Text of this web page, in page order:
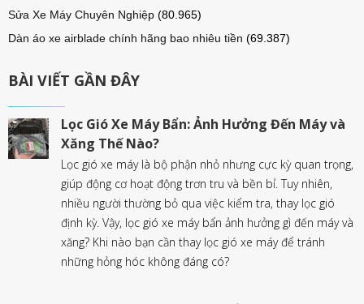
Sửa Xe Máy Chuyên Nghiệp (80.965)
Dàn áo xe airblade chính hãng bao nhiêu tiền (69.387)
BÀI VIẾT GẦN ĐÂY
Lọc Gió Xe Máy Bẩn: Ảnh Hưởng Đến Máy và
Xăng Thế Nào?
Lọc gió xe máy là bộ phận nhỏ nhưng cực kỳ quan trọng,
giúp động cơ hoạt động trơn tru và bền bỉ. Tuy nhiên,
nhiều người thường bỏ qua việc kiểm tra, thay lọc gió
định kỳ. Vậy, lọc gió xe máy bẩn ảnh hưởng gì đến máy và
xăng? Khi nào bạn cần thay lọc gió xe máy để tránh
những hỏng hóc không đáng có?